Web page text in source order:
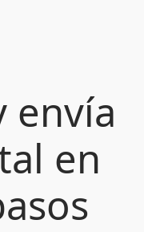
envía
en